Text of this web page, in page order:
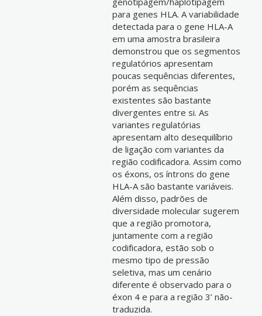
para genes HLA. A variabilidade
detectada para o gene HLA-A
em uma amostra brasileira
demonstrou que os segmentos
regulatórios apresentam
poucas sequências diferentes,
porém as sequências
existentes são bastante
divergentes entre si. As
variantes regulatórias
apresentam alto desequilíbrio
de ligação com variantes da
região codificadora. Assim como
os éxons, os íntrons do gene
HLA-A são bastante variáveis.
Além disso, padrões de
diversidade molecular sugerem
que a região promotora,
juntamente com a região
codificadora, estão sob o
mesmo tipo de pressão
seletiva, mas um cenário
diferente é observado para o
éxon 4 e para a região 3’ não-
traduzida.